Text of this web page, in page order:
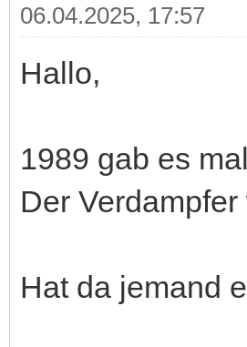
06.04.2025, 17:57
Hallo,
1989 gab es
Der
Hat da jemand